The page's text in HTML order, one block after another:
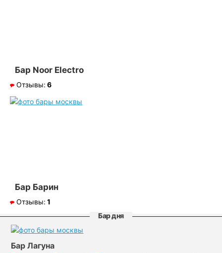
Бар Noor Electro
Отзывы: 6
Бар Барин
Отзывы: 1
Бар дня
Бар Лагуна